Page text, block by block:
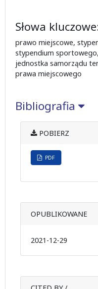
Słowa
prawo miejscowe,
stypendium
jednostka samorządu
prawa miejscowego
Bibliografia
POBIERZ
PDF
OPUBLIKOWANE
2021-12-29